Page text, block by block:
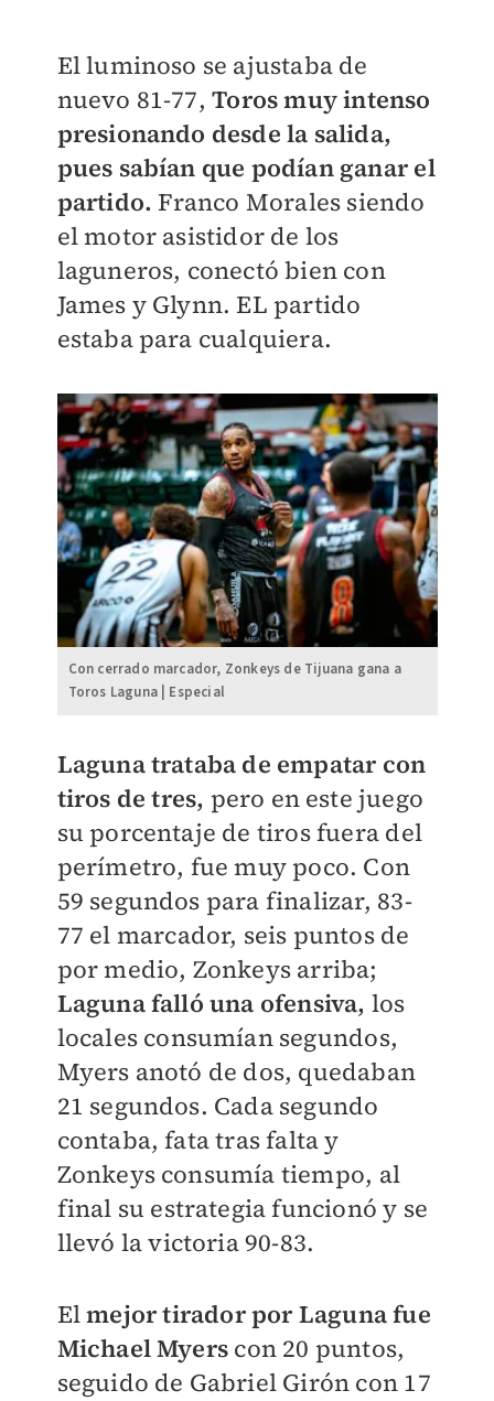
El luminoso se ajustaba de
nuevo 81-77,Toros muy intenso
presionando desde la salida,
pues sabían que podían ganar el
partido.Franco Morales siendo
el motor asistidor de los
laguneros, conectó bien con
James y Glynn. EL partido
estaba para cualquiera.
Con cerrado marcador, Zonkeys de Tijuana gana a
Toros Laguna | Especial
Laguna trataba de empatar con
tiros de tres, pero en este juego
su porcentaje de tiros fuera del
perímetro, fue muy poco. Con
59 segundos para finalizar, 83-
77 el marcador, seis puntos de
por medio, Zonkeys arriba;
Laguna falló una ofensiva, los
locales consumían segundos,
Myers anotó de dos, quedaban
21 segundos. Cada segundo
contaba, fata tras falta y
Zonkeys consumía tiempo, al
final su estrategia funcionó y se
llevó la victoria 90-83.
Elmejor tirador por Laguna fue
Michael Myers con 20 puntos,
seguido de Gabriel Girón con 17